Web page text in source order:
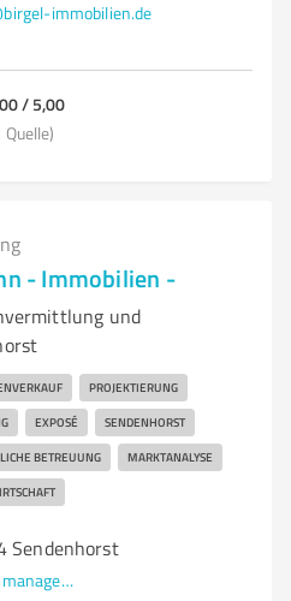
immobilien.de
/ 5,00
Quelle)
- Immobilien -
und
PROJEKTIERUNG
EXPOSÉ SENDENHORST
BETREUUNG MARKTANALYSE
Sendenhorst
www.loeckmann-immobilienmanagement.de/